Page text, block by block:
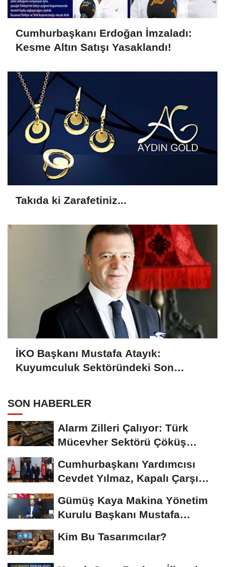
Cumhurbaşkanı Erdoğan İmzaladı:
Kesme Altın Satışı Yasaklandı!
Takıda ki Zarafetiniz...
İKO Başkanı Mustafa Atayık:
Kuyumculuk Sektöründeki Son
SON HABERLER
Alarm Zilleri Çalıyor: Türk
Mücevher Sektörü Çöküş
Cumhurbaşkanı Yardımcısı
Cevdet Yılmaz, Kapalı Çarşı
Gümüş Kaya Makina Yönetim
Kurulu Başkanı Mustafa
Kim Bu Tasarımcılar?